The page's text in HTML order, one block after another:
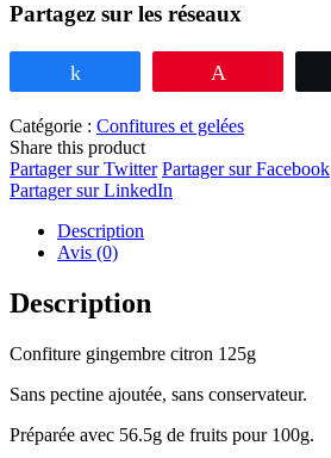
Partagez sur les réseaux
Catégorie : Confitures et gelées
Share this product
Partager sur Twitter Partager sur Facebook
Partager sur LinkedIn
Description
Avis (0)
Description
Confiture gingembre citron 125g
Sans pectine ajoutée, sans conservateur.
Préparée avec 56.5g de fruits pour 100g.